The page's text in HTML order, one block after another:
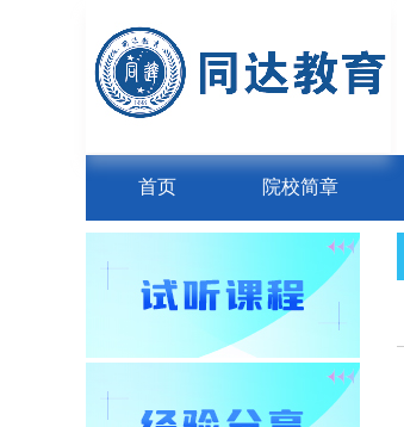
首页 院校简章